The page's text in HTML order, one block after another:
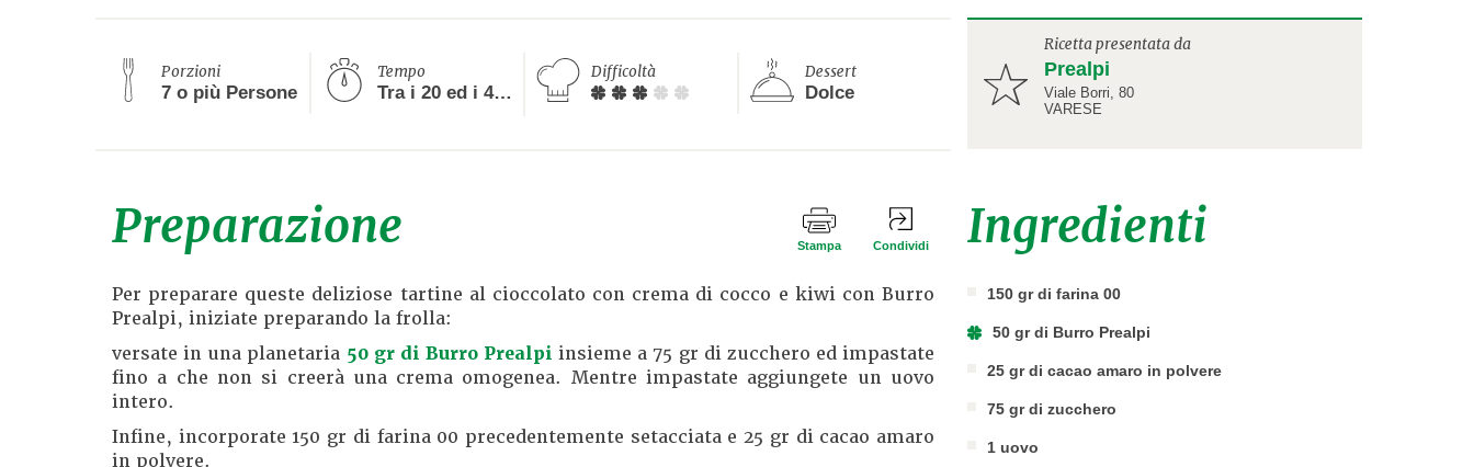
Porzioni
7 o più Persone
Tempo
Tra i 20 ed i 40 minuti
Difficoltà Dessert
Dolce
Ricetta presentata da
Prealpi
Viale Borri, 80
VARESE
Preparazione Stampa Condividi
Per preparare queste deliziose tartine al cioccolato con crema di cocco e kiwi con Burro
Prealpi, iniziate preparando la frolla:
versate in una planetaria 50 gr di Burro Prealpiinsieme a 75 gr di zucchero ed impastate
fino a che non si creerà una crema omogenea. Mentre impastate aggiungete un uovo
intero.
Infine, incorporate 150 gr di farina 00 precedentemente setacciata e 25 gr di cacao amaro
in polvere.
Ingredienti
150 gr di farina 00
50 gr di Burro Prealpi
25 gr di cacao amaro in polvere
75 gr di zucchero
1 uovo